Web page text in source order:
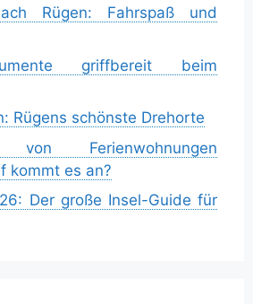
Rügen: Fahrspaß und
griffbereit beim
Rügens schönste Drehorte
von Ferienwohnungen
kommt es an?
Der große Insel-Guide für